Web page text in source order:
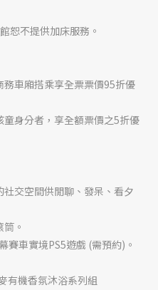
恕不提供加床服務。
車廂搭乘享全票票價95折優
身分者，享全額票價之5折優
交空間供閒聊、發呆、看夕
。
車實境PS5遊戲 (需預約)。
有機香氛沐浴系列組